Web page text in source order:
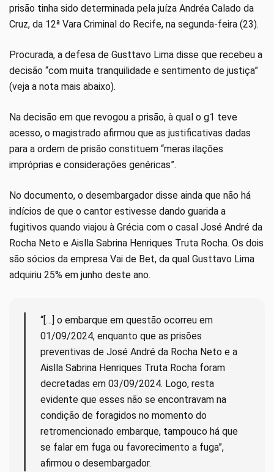
prisão tinha sido determinada pela juíza Andréa Calado da
Cruz, da 12ª Vara Criminal do Recife, na segunda-feira (23).
Procurada, a defesa de Gusttavo Lima disse que recebeu a
decisão “com muita tranquilidade e sentimento de justiça”
(veja a nota mais abaixo).
Na decisão em que revogou a prisão, à qual o g1 teve
acesso, o magistrado afirmou que as justificativas dadas
para a ordem de prisão constituem “meras ilações
impróprias e considerações genéricas”.
No documento, o desembargador disse ainda que não há
indícios de que o cantor estivesse dando guarida a
fugitivos quando viajou à Grécia com o casal José André da
Rocha Neto e Aislla Sabrina Henriques Truta Rocha. Os dois
são sócios da empresa Vai de Bet, da qual Gusttavo Lima
adquiriu 25% em junho deste ano.
“[…] o embarque em questão ocorreu em
01/09/2024, enquanto que as prisões
preventivas de José André da Rocha Neto e a
Aislla Sabrina Henriques Truta Rocha foram
decretadas em 03/09/2024. Logo, resta
evidente que esses não se encontravam na
condição de foragidos no momento do
retromencionado embarque, tampouco há que
se falar em fuga ou favorecimento a fuga”,
afirmou o desembargador.